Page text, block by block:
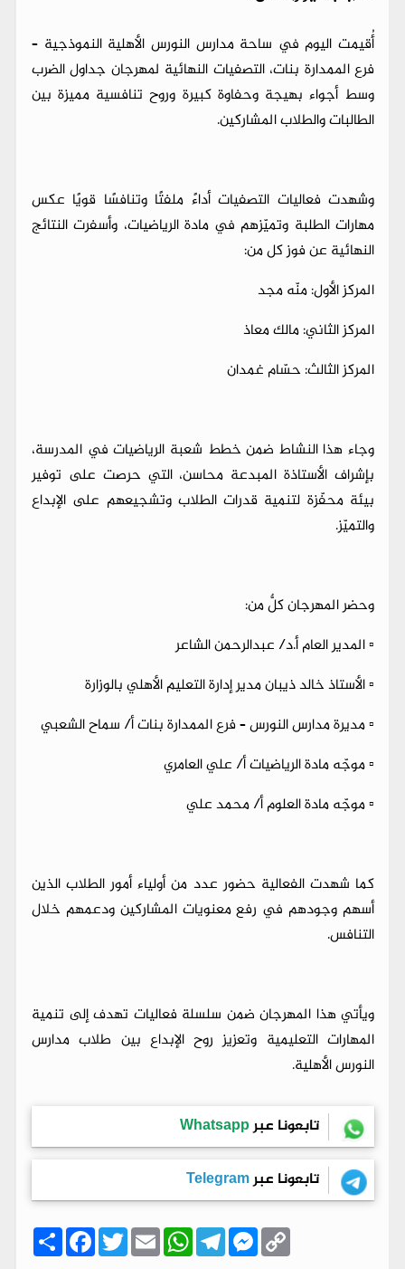
أُقيمت اليوم في ساحة مدارس النورس الأهلية النموذجية –
فرع الممدارة بنات، التصفيات النهائية لمهرجان جداول الضرب
وسط أجواء بهيجة وحفاوة كبيرة وروح تنافسية مميزة بين
الطالبات والطلاب المشاركين.
وشهدت فعاليات التصفيات أداءً ملفتًا وتنافسًا قويًا عكس
مهارات الطلبة وتميّزهم في مادة الرياضيات، وأسفرت النتائج
النهائية عن فوز كل من:
المركز الأول: منّه مجد
المركز الثاني: مالك معاذ
المركز الثالث: حسّام غمدان
وجاء هذا النشاط ضمن خطط شعبة الرياضيات في المدرسة،
بإشراف الأستاذة المبدعة محاسن، التي حرصت على توفير
بيئة محفّزة لتنمية قدرات الطلاب وتشجيعهم على الإبداع
والتميّز.
وحضر المهرجان كلٌّ من:
▫️ المدير العام أ.د/ عبدالرحمن الشاعر
▫️ الأستاذ خالد ذيبان مدير إدارة التعليم الأهلي بالوزارة
▫️ مديرة مدارس النورس – فرع الممدارة بنات أ/ سماح الشعبي
▫️ موجّه مادة الرياضيات أ/ علي العامري
▫️ موجّه مادة العلوم أ/ محمد علي
كما شهدت الفعالية حضور عدد من أولياء أمور الطلاب الذين
أسهم وجودهم في رفع معنويات المشاركين ودعمهم خلال
التنافس.
ويأتي هذا المهرجان ضمن سلسلة فعاليات تهدف إلى تنمية
المهارات التعليمية وتعزيز روح الإبداع بين طلاب مدارس
النورس الأهلية.
تابعونا عبرWhatsapp
تابعونا عبرTelegram
ا
ن F
a T
w E
m W
h T
e M
e C
o